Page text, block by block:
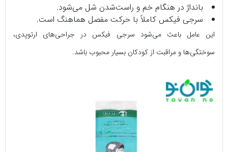
بانداژ در هنگام خم‌ و راست‌شدن شل می‌شود.
سرجی‌ فیکس کاملاً با حرکت مفصل هماهنگ است.
این عامل باعث می‌شود سرجی‌ فیکس در جراحی‌های ارتوپدی،
سوختگی‌ها و مراقبت از کودکان بسیار محبوب باشد.